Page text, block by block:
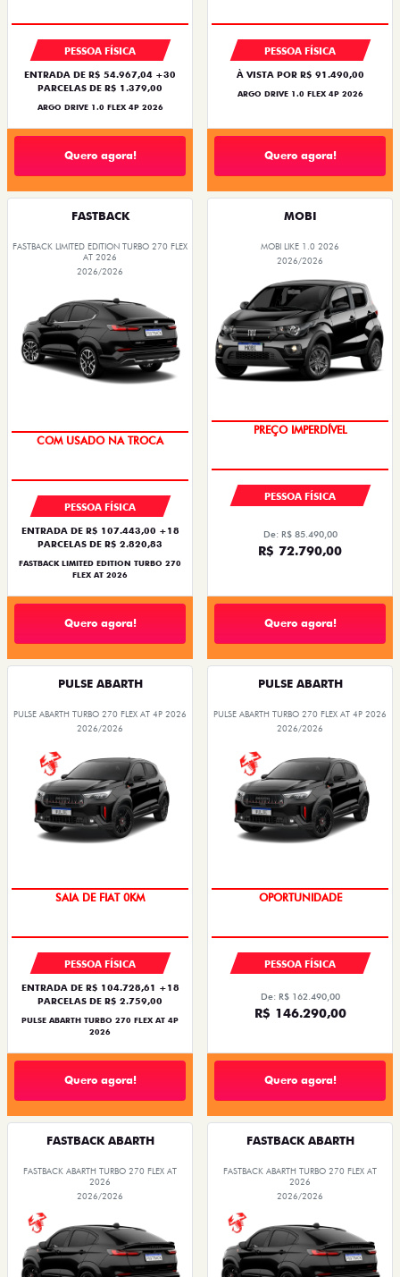
PESSOA FÍSICA
ENTRADA DE R$ 54.967,04 +30
PARCELAS DE R$ 1.379,00
ARGO DRIVE 1.0 FLEX 4P 2026
Quero agora!
PESSOA FÍSICA
À VISTA POR R$ 91.490,00
ARGO DRIVE 1.0 FLEX 4P 2026
Quero agora!
FASTBACK
FASTBACK LIMITED EDITION TURBO 270 FLEX
AT 2026
2026/2026
TAXA ZERO
PESSOA FÍSICA
ENTRADA DE R$ 107.443,00 +18
PARCELAS DE R$ 2.820,83
FASTBACK LIMITED EDITION TURBO 270
FLEX AT 2026
Quero agora!
MOBI
MOBI LIKE 1.0 2026
2026/2026
SUPER DESCONTO
PESSOA FÍSICA
De: R$ 85.490,00
R$ 72.790,00
Quero agora!
PULSE ABARTH
PULSE ABARTH TURBO 270 FLEX AT 4P 2026
2026/2026
OPORTUNIDADE
PESSOA FÍSICA
ENTRADA DE R$ 104.728,61 +18
PARCELAS DE R$ 2.759,00
PULSE ABARTH TURBO 270 FLEX AT 4P
2026
Quero agora!
PULSE ABARTH
PULSE ABARTH TURBO 270 FLEX AT 4P 2026
2026/2026
SAIA DE FIAT 0KM
PESSOA FÍSICA
De: R$ 162.490,00
R$ 146.290,00
Quero agora!
FASTBACK ABARTH
FASTBACK ABARTH TURBO 270 FLEX AT
2026
2026/2026
FASTBACK ABARTH
FASTBACK ABARTH TURBO 270 FLEX AT
2026
2026/2026